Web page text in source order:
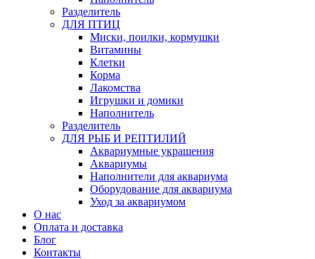
Разделитель
ДЛЯ ПТИЦ
Миски, поилки, кормушки
Витамины
Клетки
Корма
Лакомства
Игрушки и домики
Наполнитель
Разделитель
ДЛЯ РЫБ И РЕПТИЛИЙ
Аквариумные украшения
Аквариумы
Наполнители для аквариума
Оборудование для аквариума
Уход за аквариумом
О нас
Оплата и доставка
Блог
Контакты